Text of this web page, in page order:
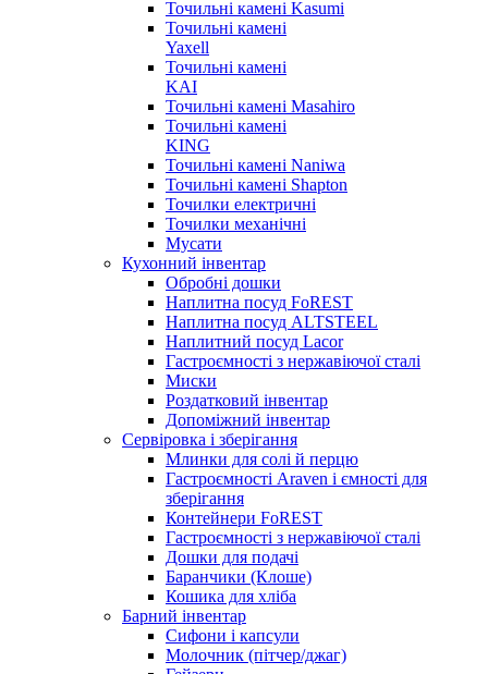
Точильні камені Kasumi
Точильні камені
Yaxell
Точильні камені
KAI
Точильні камені Masahiro
Точильні камені
KING
Точильні камені Naniwa
Точильні камені Shapton
Точилки електричні
Точилки механічні
Мусати
Кухонний інвентар
Обробні дошки
Наплитна посуд FoREST
Наплитна посуд ALTSTEEL
Наплитний посуд Lacor
Гастроємності з нержавіючої сталі
Миски
Роздатковий інвентар
Допоміжний інвентар
Сервіровка і зберігання
Млинки для солі й перцю
Гастроємності Araven і ємності для
зберігання
Контейнери FoREST
Гастроємності з нержавіючої сталі
Дошки для подачі
Баранчики (Клоше)
Кошика для хліба
Барний інвентар
Сифони і капсули
Молочник (пітчер/джаг)